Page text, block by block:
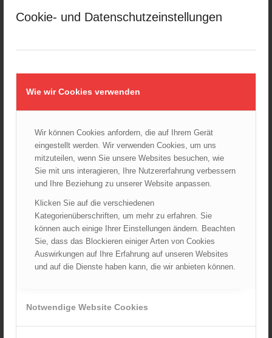
Cookie- und Datenschutzeinstellungen
Wie wir Cookies verwenden
Wir können Cookies anfordern, die auf Ihrem Gerät
eingestellt werden. Wir verwenden Cookies, um uns
mitzuteilen, wenn Sie unsere Websites besuchen, wie
Sie mit uns interagieren, Ihre Nutzererfahrung verbessern
und Ihre Beziehung zu unserer Website anpassen.
Klicken Sie auf die verschiedenen
Kategorienüberschriften, um mehr zu erfahren. Sie
können auch einige Ihrer Einstellungen ändern. Beachten
Sie, dass das Blockieren einiger Arten von Cookies
Auswirkungen auf Ihre Erfahrung auf unseren Websites
und auf die Dienste haben kann, die wir anbieten können.
Notwendige Website Cookies
299,00€